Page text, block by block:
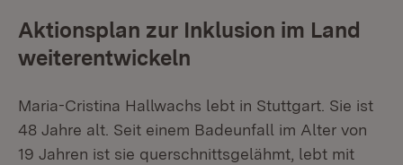
Aktionsplan zur Inklusion im Land
weiterentwickeln
Maria-Cristina Hallwachs lebt in Stuttgart. Sie ist
48 Jahre alt. Seit einem Badeunfall im Alter von
19 Jahren ist sie querschnittsgelähmt, lebt mit